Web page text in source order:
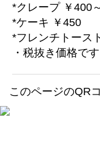
*クレープ ￥400～
*ケーキ ￥450
*フレンチトース
・税抜き価格です
このページのQR